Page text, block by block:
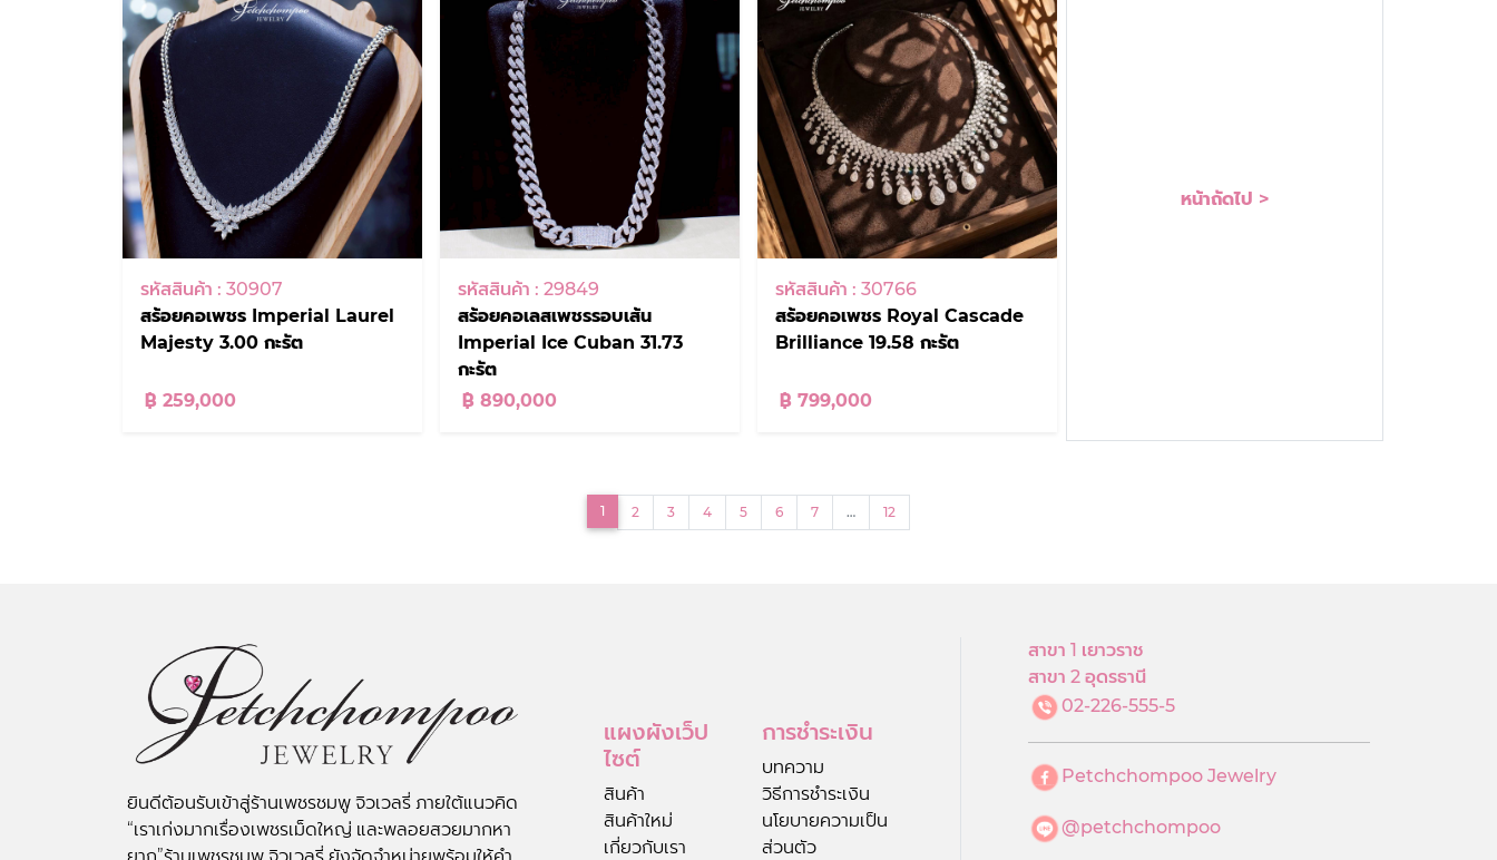
รหัสสินค้า : 30907
สร้อยคอเพชร Imperial Laurel
Majesty 3.00 กะรัต
฿ 259,000
รหัสสินค้า : 29849
สร้อยคอเลสเพชรรอบเส้น
Imperial Ice Cuban 31.73
กะรัต
฿ 890,000
รหัสสินค้า : 30766
สร้อยคอเพชร Royal Cascade
Brilliance 19.58 กะรัต
฿ 799,000
หน้าถัดไป >
1(current)
2 3 4 5 6 7 … 12
ยินดีต้อนรับเข้าสู่ร้านเพชรชมพู จิวเวลรี่ ภายใต้แนวคิด
“เราเก่งมากเรื่องเพชรเม็ดใหญ่ และพลอยสวยมากหา
แผงผังเว็ป
ไซต์
สินค้า
สินค้าใหม่
เกี่ยวกับเรา
การชำระเงิน
บทความ
วิธีการชำระเงิน
นโยบายความเป็น
ส่วนตัว
สาขา 1 เยาวราช
สาขา 2 อุดรธานี
02-226-555-5
Petchchompoo Jewelry
@petchchompoo